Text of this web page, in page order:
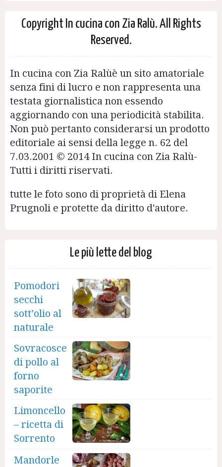
Copyright In cucina con Zia Ralù. All Rights
Reserved.
In cucina con Zia Ralùè un sito amatoriale
senza fini di lucro e non rappresenta una
testata giornalistica non essendo
aggiornando con una periodicità stabilita.
Non può pertanto considerarsi un prodotto
editoriale ai sensi della legge n. 62 del
7.03.2001 © 2014 In cucina con Zia Ralù-
Tutti i diritti riservati.
tutte le foto sono di proprietà di Elena
Prugnoli e protette da diritto d'autore.
Le più lette del blog
Pomodori
secchi
sott’olio al
naturale
Sovracosce
di pollo al
forno
saporite
Limoncello
– ricetta di
Sorrento
Mandorle